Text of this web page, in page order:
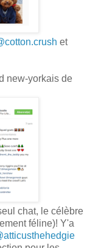
et
new-yorkais de
chat, le célèbre
féline)! Y'a